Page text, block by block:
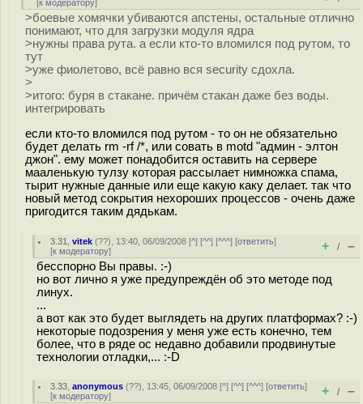
[к модератору]
>боевые хомячки убиваются апстены, остальные отлично
понимают, что для загрузки модуля ядра
>нужны права рута. а если кто-то вломился под рутом, то
тут
>уже фиолетово, всё равно вся security сдохла.
>
>итого: буря в стакане. причём стакан даже без воды.
интегрировать
если кто-то вломился под рутом - то он не обязательно
будет делать rm -rf /*, или совать в motd "админ - элтон
джон". ему может понадобится оставить на сервере
мааленькую тулзу которая рассылает нимножка спама,
тырит нужные данные или еще какую каку делает. так что
новый метод сокрытия нехороших процессов - очень даже
пригодится таким дядькам.
3.31 ,vitek (??), 13:40, 06/09/2008 [^] [^^] [^^^] [ответить]
[к модератору] + / –
бесспорно Вы правы. :-)
но вот лично я уже предупреждён об это методе под
линух.
...
а вот как это будет выглядеть на других платформах? :-)
некоторые подозрения у меня уже есть конечно, тем
более, что в ряде ос недавно добавили продвинутые
технологии отладки,... :-D
3.33 ,anonymous (??), 13:45, 06/09/2008 [^] [^^] [^^^] [ответить]
[к модератору] + / –